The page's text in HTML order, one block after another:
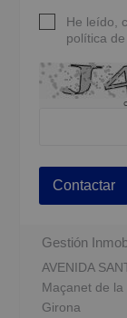
He leído,
política
Contactar
Gestión
AVENIDA
Maçanet de la
Girona